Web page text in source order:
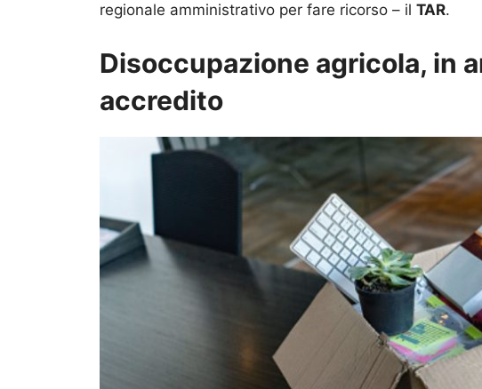
regionale amministrativo per fare ricorso – il TAR.
Disoccupazione agricola, in
accredito